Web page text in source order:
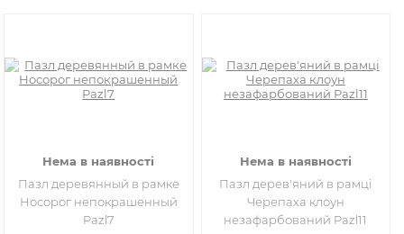
Нема в наявності
Пазл деревянный в рамке
Носорог непокрашенный
Pazl7
Нема в наявності
Пазл дерев'яний в рамці
Черепаха клоун
незафарбований Pazl11